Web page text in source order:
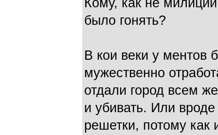
Кому, как не
было гонять?
В кои веки у ментов
мужественно
отдали город всем
и убивать. Или вроде
решетки, потому